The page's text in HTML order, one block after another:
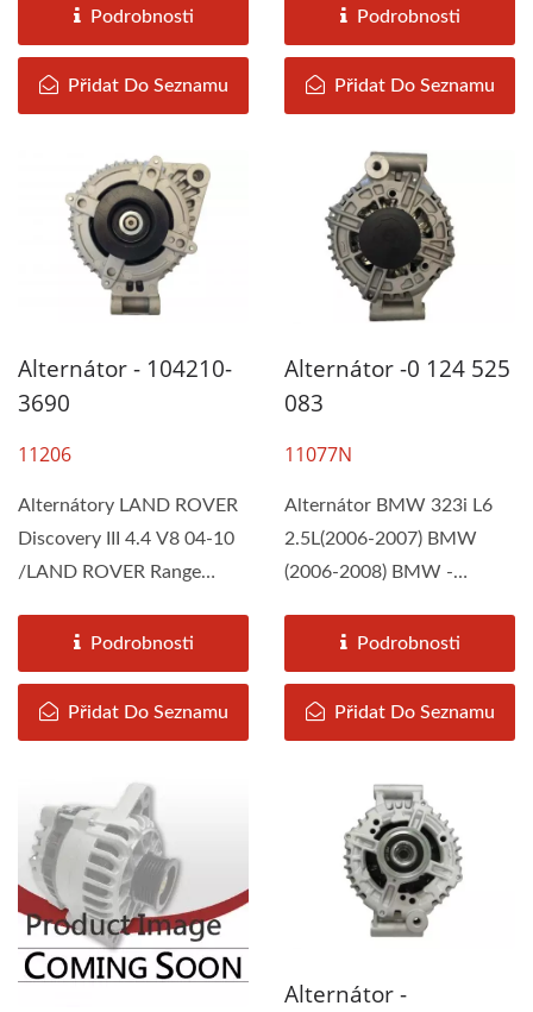
KEE podle specifikací...
Podrobnosti
Přidat Do Seznamu
Podrobnosti
Přidat Do Seznamu
Alternátor - 104210-
3690
11206
Alternátory LAND ROVER
Discovery III 4.4 V8 04-10
/LAND ROVER Range
Podrobnosti
Přidat Do Seznamu
Alternátor -0 124 525
083
11077N
Alternátor BMW 323i L6
2.5L(2006-2007) BMW
(2006-2008) BMW -
sestaveny...Podrobnosti
Přidat Do Seznamu
Alternátor -